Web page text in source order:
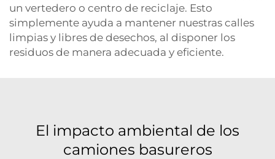
un vertedero o centro de reciclaje. Esto
simplemente ayuda a mantener nuestras calles
limpias y libres de desechos, al disponer los
residuos de manera adecuada y eficiente.
El impacto ambiental de los
camiones basureros